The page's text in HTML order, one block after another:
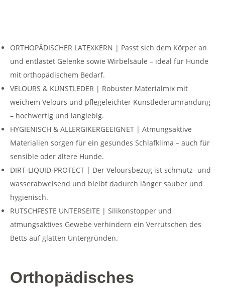
ORTHOPÄDISCHER LATEXKERN | Passt sich dem Körper an
und entlastet Gelenke sowie Wirbelsäule – ideal für Hunde
mit orthopädischem Bedarf.
VELOURS & KUNSTLEDER | Robuster Materialmix mit
weichem Velours und pflegeleichter Kunstlederumrandung
– hochwertig und langlebig.
HYGIENISCH & ALLERGIKERGEEIGNET | Atmungsaktive
Materialien sorgen für ein gesundes Schlafklima – auch für
sensible oder ältere Hunde.
DIRT-LIQUID-PROTECT | Der Veloursbezug ist schmutz- und
wasserabweisend und bleibt dadurch länger sauber und
hygienisch.
RUTSCHFESTE UNTERSEITE | Silikonstopper und
atmungsaktives Gewebe verhindern ein Verrutschen des
Betts auf glatten Untergründen.
Orthopädisches